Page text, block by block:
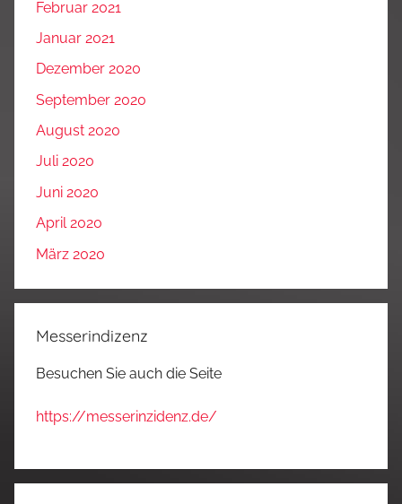
Februar 2021
Januar 2021
Dezember 2020
September 2020
August 2020
Juli 2020
Juni 2020
April 2020
März 2020
Messerindizenz
Besuchen Sie auch die Seite
https://messerinzidenz.de/